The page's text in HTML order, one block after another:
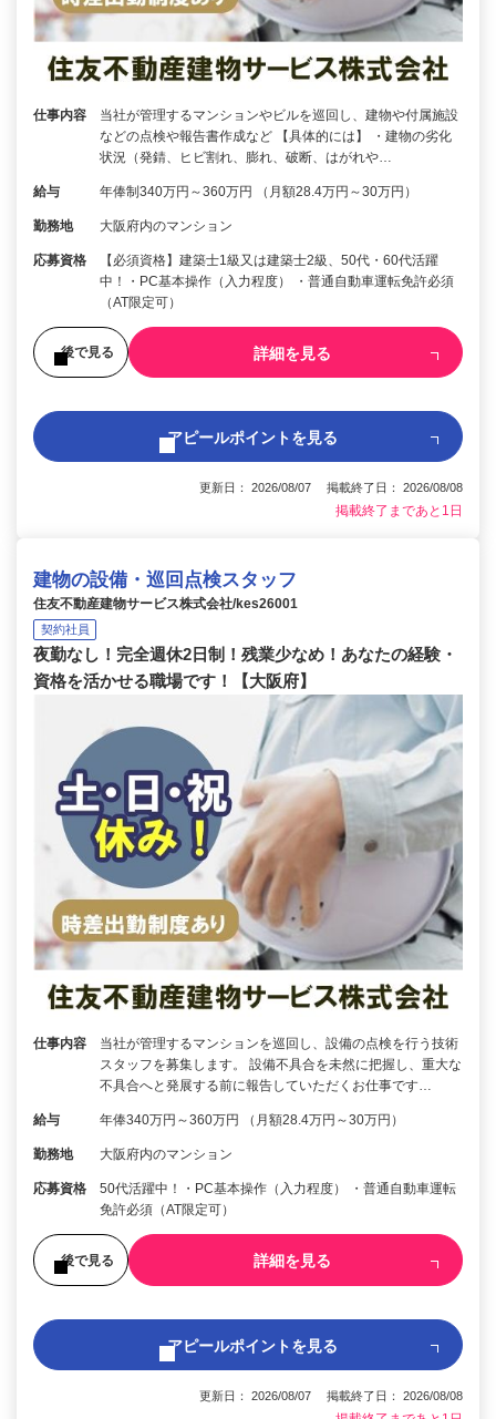
仕事内容
当社が管理するマンションやビルを巡回し、建物や付属施設
などの点検や報告書作成など 【具体的には】 ・建物の劣化
状況（発錆、ヒビ割れ、膨れ、破断、はがれや…
給与 年俸制340万円～360万円 （月額28.4万円～30万円）
勤務地 大阪府内のマンション
応募資格
【必須資格】建築士1級又は建築士2級、50代・60代活躍
中！・PC基本操作（入力程度） ・普通自動車運転免許必須
（AT限定可）
後で見る 詳細を見る
アピールポイントを見る
更新日： 2026/08/07 掲載終了日： 2026/08/08
掲載終了まであと1日
建物の設備・巡回点検スタッフ
住友不動産建物サービス株式会社/kes26001
契約社員
夜勤なし！完全週休2日制！残業少なめ！あなたの経験・
資格を活かせる職場です！【大阪府】
仕事内容
当社が管理するマンションを巡回し、設備の点検を行う技術
スタッフを募集します。 設備不具合を未然に把握し、重大な
不具合へと発展する前に報告していただくお仕事です…
給与 年俸340万円～360万円 （月額28.4万円～30万円）
勤務地 大阪府内のマンション
応募資格
50代活躍中！・PC基本操作（入力程度） ・普通自動車運転
免許必須（AT限定可）
後で見る 詳細を見る
アピールポイントを見る
更新日： 2026/08/07 掲載終了日： 2026/08/08